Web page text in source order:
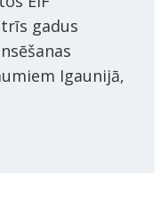
gadus
Igaunijā,